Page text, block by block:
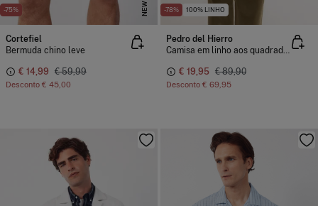
-75% NEW
Cortefiel
Bermuda chino leve
€ 14,99 € 59,99
Desconto € 45,00
-78% 100% LINHO
Pedro del Hierro
Camisa em linho aos quadrados
€ 19,95 € 89,90
Desconto € 69,95